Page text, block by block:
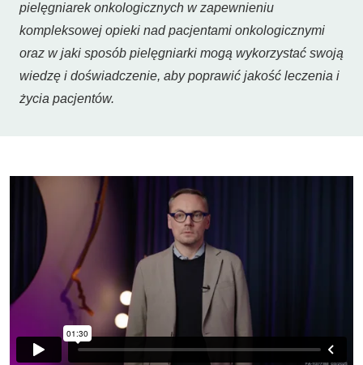
pielęgniarek onkologicznych w zapewnieniu
kompleksowej opieki nad pacjentami onkologicznymi
oraz w jaki sposób pielęgniarki mogą wykorzystać swoją
wiedzę i doświadczenie, aby poprawić jakość leczenia i
życia pacjentów.